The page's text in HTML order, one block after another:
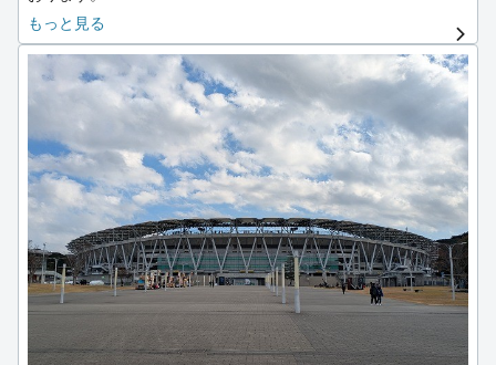
お引っ越しには色々とお悩みも多いはず!!
当店スタッフがお客様のご不安や疑問の笑顔でお答え致しま
す。
磐田市、袋井市でお部屋探しの際は是非当店にご相談下さいま
もっと見る